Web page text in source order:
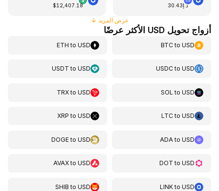
د.إ30.43 $12,407.18
عرض المزيد ↓
أزواج تحويل USD الأكثر عرضًا
BTCtoUSD
ETH toUSD
USDCtoUSD
USDT toUSD
SOL toUSD
TRXtoUSD
LTCtoUSD
XRP toUSD
ADA toUSD
DOGEtoUSD
DOT toUSD
AVAXtoUSD
LINKtoUSD
SHIB toUSD